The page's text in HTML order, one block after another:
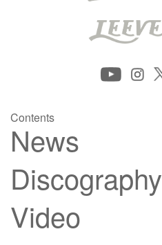
Contents
News
Discography
Video